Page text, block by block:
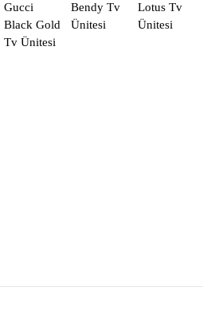
Gucci
Black Gold
Tv Ünitesi
Bendy Tv
Ünitesi
Lotus Tv
Ünitesi